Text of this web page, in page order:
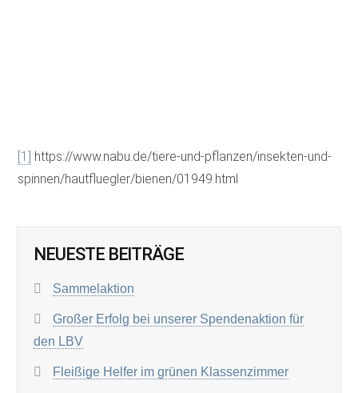
[1] https://www.nabu.de/tiere-und-pflanzen/insekten-und-
spinnen/hautfluegler/bienen/01949.html
NEUESTE BEITRÄGE
Sammelaktion
Großer Erfolg bei unserer Spendenaktion für
den LBV
Fleißige Helfer im grünen Klassenzimmer